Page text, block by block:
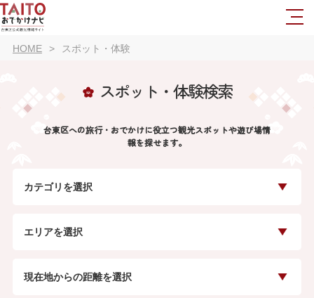
HOME スポット・体験
スポット・体験検索
台東区への旅行・おでかけに役立つ観光スポットや遊び場情
報を探せます。
カテゴリを選択
エリアを選択
現在地からの距離を選択